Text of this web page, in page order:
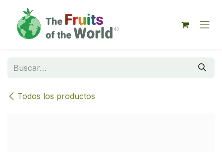
Todos los productos